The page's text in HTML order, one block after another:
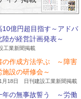
10億円超目指す～アドバ
陸が経営計画発表～
工業新聞掲載
の作成方法学ぶ ～障害
施設の研修会～
月18日 日刊建設工業新聞掲載
年の無事故誓う ～労働